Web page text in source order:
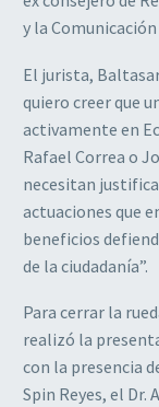
y la
El jurista,
quiero creer que
activamente en
Rafael Correa o
necesitan
actuaciones que
beneficios
de la ciudadanía”.
Para cerrar la
realizó la
con la presencia
Spin Reyes, el Dr.